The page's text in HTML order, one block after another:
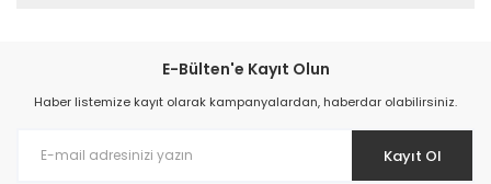
E-Bülten'e Kayıt Olun
Haber listemize kayıt olarak kampanyalardan, haberdar olabilirsiniz.
Kayıt Ol